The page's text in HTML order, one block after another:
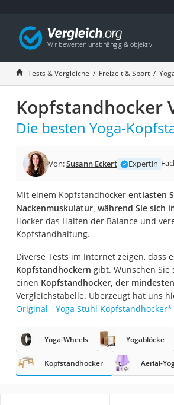
Tests & Vergleiche Freizeit & Sport
Kopfstandhocker
Die besten Yoga-
Von:Susann Eckert Expertin
Mit einem Kopfstandhocker entlasten
Nackenmuskulatur, während Sie sich
Hocker das Halten der Balance und
Kopfstandhaltung.
Diverse Tests im Internet zeigen, dass
Kopfstandhockern gibt. Wünschen Sie
einen Kopfstandhocker, der
Vergleichstabelle. Überzeugt hat uns
Original - Yoga Stuhl Kopfstandhocker*
Yoga-Wheels Yogablöcke
Kopfstandhocker Aerial-